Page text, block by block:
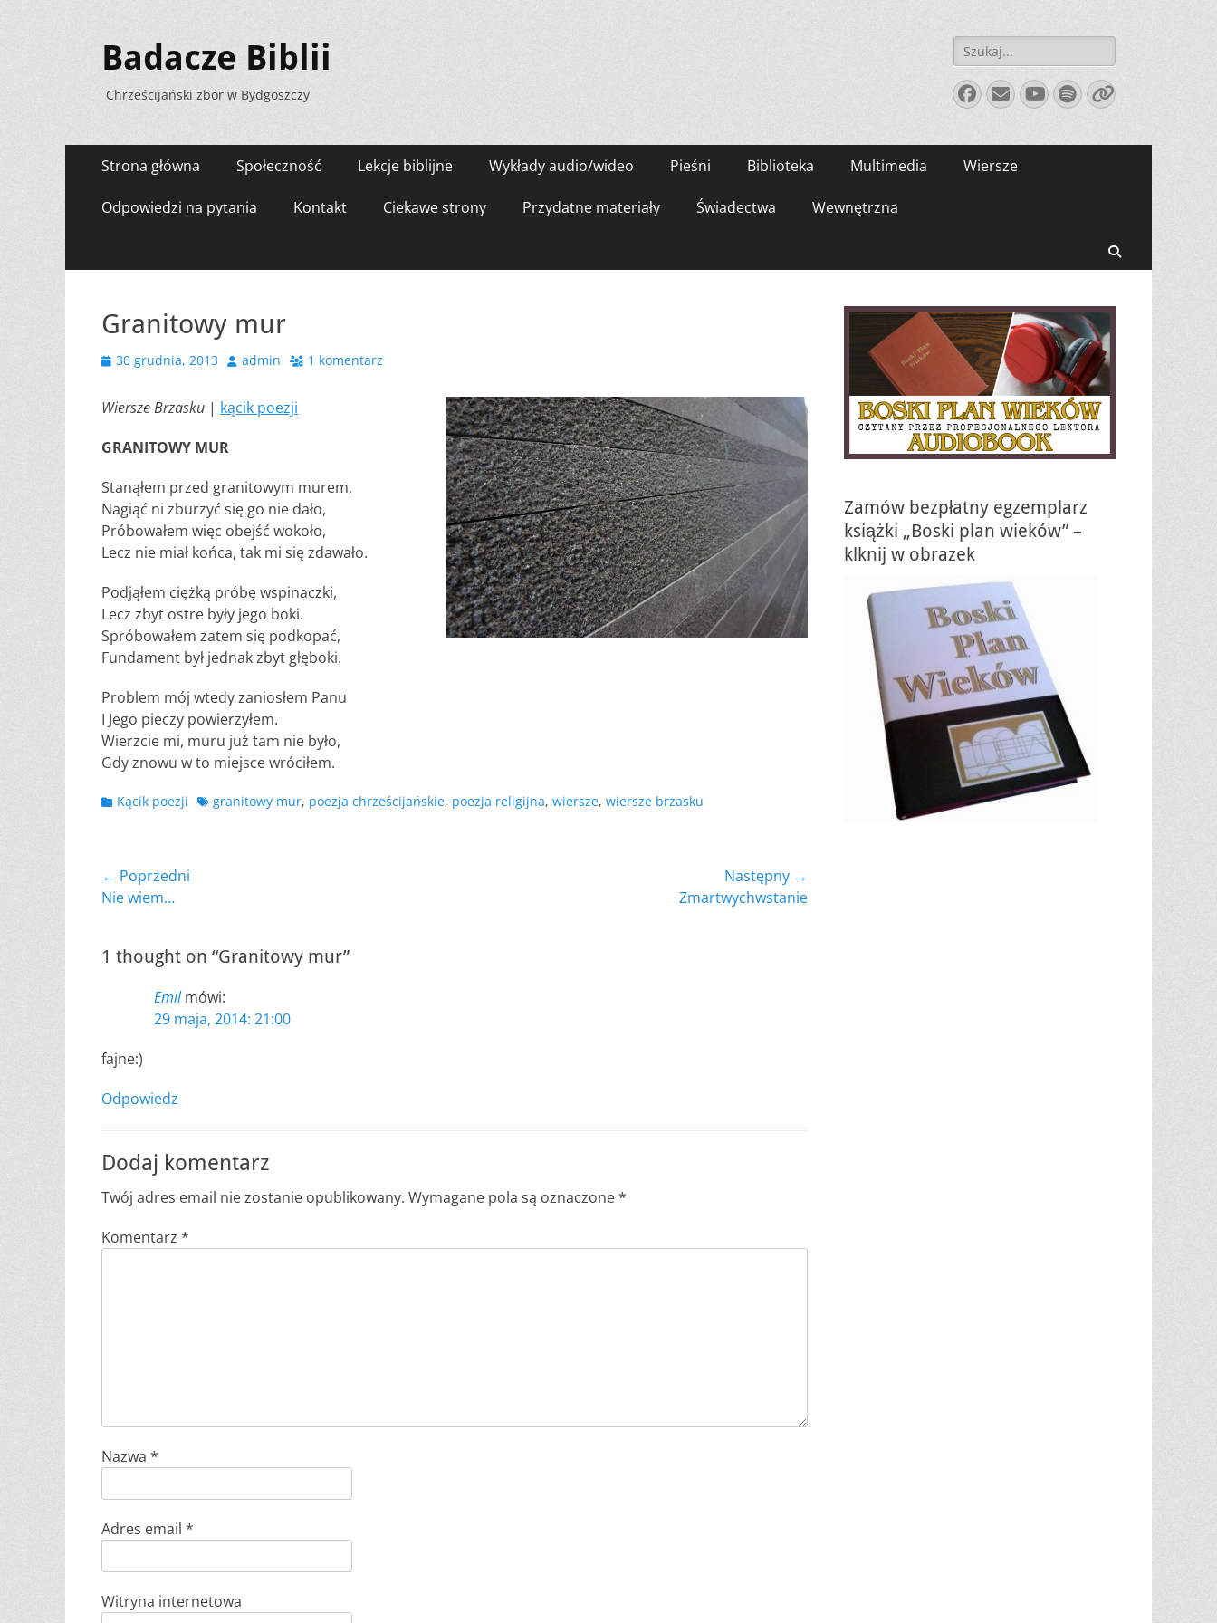
Badacze Biblii
Chrześcijański zbór w Bydgoszczy
Szukaj:
Facebook
E-
mail
YouTube
Spotify
Link
Menu
zawartości
Strona główna Społeczność Lekcje biblijne Wykłady audio/wideo Pieśni Biblioteka Multimedia Wiersze
Odpowiedzi na pytania Kontakt Ciekawe strony Przydatne materiały Świadectwa Wewnętrzna
Granitowy mur
Opublikowano
30 grudnia, 2013 Autoradmin 1 komentarz
Wiersze Brzasku | kącik poezji
GRANITOWY MUR
Stanąłem przed granitowym murem,
Nagiąć ni zburzyć się go nie dało,
Próbowałem więc obejść wokoło,
Lecz nie miał końca, tak mi się zdawało.
Podjąłem ciężką próbę wspinaczki,
Lecz zbyt ostre były jego boki.
Spróbowałem zatem się podkopać,
Fundament był jednak zbyt głęboki.
Problem mój wtedy zaniosłem Panu
I Jego pieczy powierzyłem.
Wierzcie mi, muru już tam nie było,
Gdy znowu w to miejsce wróciłem.
Kategorii
Kącik poezji Tagów
granitowy mur, poezja chrześcijańskie, poezja religijna, wiersze, wiersze brzasku
Nawigacja
wpisu
← Poprzedni
Poprzedni
Nie wiem…
Następny →
Zmartwychwstanie
1 thought on “Granitowy mur”
Emil mówi:
29 maja, 2014: 21:00
fajne:)
Odpowiedz
Dodaj komentarz
Twój adres email nie zostanie opublikowany. Wymagane pola są oznaczone*
Komentarz *
Nazwa *
Adres email *
Witryna internetowa
Zamów bezpłatny egzemplarz
książki „Boski plan wieków” –
klknij w obrazek